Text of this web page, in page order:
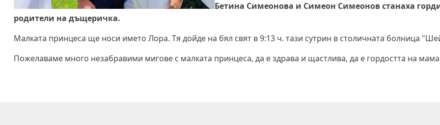
Бетина Симеонова и Симеон Симеонов станаха
родители на дъщеричка.
Малката принцеса ще носи името Лора. Тя дойде на бял свят в 9:13 ч. тази сутрин в столичната болница
Пожелаваме много незабравими мигове с малката принцеса, да е здрава и щастлива, да е гордостта на